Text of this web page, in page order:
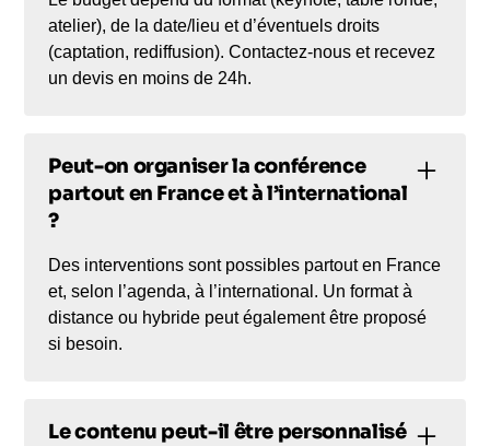
atelier), de la date/lieu et d’éventuels droits
(captation, rediffusion). Contactez-nous et recevez
un devis en moins de 24h.
Peut-on organiser la conférence
partout en France et à l’international
?
Des interventions sont possibles partout en France
et, selon l’agenda, à l’international. Un format à
distance ou hybride peut également être proposé
si besoin.
Le contenu peut-il être personnalisé